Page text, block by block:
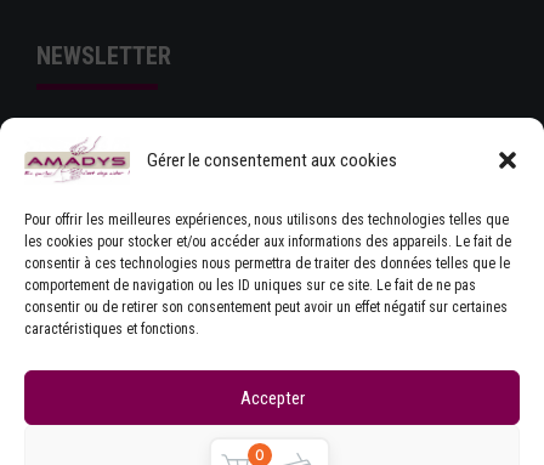
Gérer le consentement aux cookies
Pour offrir les meilleures expériences, nous utilisons des technologies telles que
les cookies pour stocker et/ou accéder aux informations des appareils. Le fait de
consentir à ces technologies nous permettra de traiter des données telles que le
comportement de navigation ou les ID uniques sur ce site. Le fait de ne pas
consentir ou de retirer son consentement peut avoir un effet négatif sur certaines
caractéristiques et fonctions.
Accepter
Refuser
NEWSLETTER
J'ACCEPTE LES CONDITIONS GÉNÉRALES
D'UTILISATION
0